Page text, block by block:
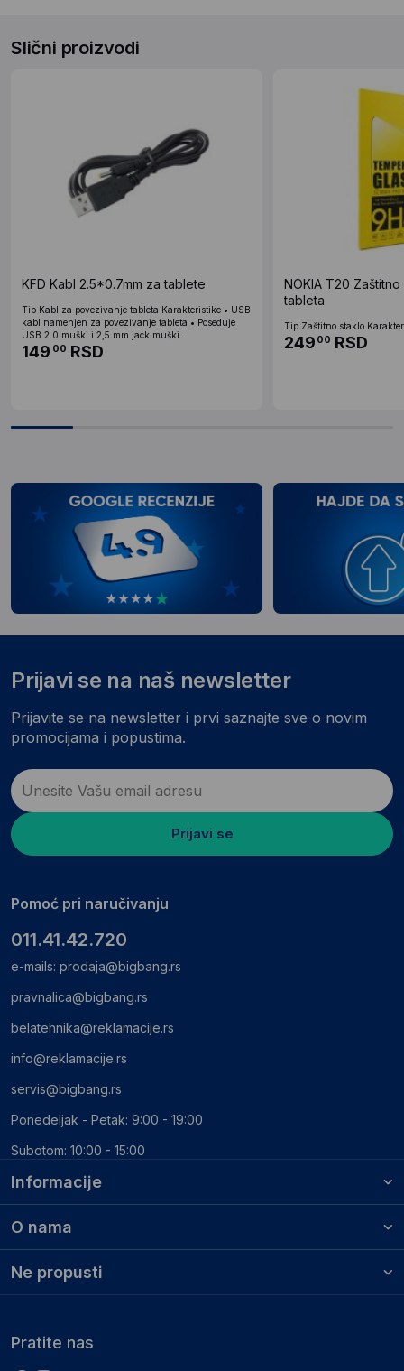
Slični proizvodi
KFD Kabl 2.5*0.7mm za tablete
Tip Kabl za povezivanje tableta Karakteristike • USB
kabl namenjen za povezivanje tableta • Poseduje
USB 2.0 muški i 2,5 mm jack muški...
149 00 RSD
NOKIA T20
tableta
Tip Zaštitno staklo
249 00 RSD
Informacije
O nama
Ne propusti
Prijavi se na naš newsletter
Prijavite se na newsletter i prvi saznajte sve o novim
promocijama i popustima.
Prijavi se
Pomoć pri naručivanju
011.41.42.720
e-mails: prodaja@bigbang.rs
pravnalica@bigbang.rs
belatehnika@reklamacije.rs
info@reklamacije.rs
servis@bigbang.rs
Ponedeljak - Petak: 9:00 - 19:00
Subotom: 10:00 - 15:00
Pratite nas